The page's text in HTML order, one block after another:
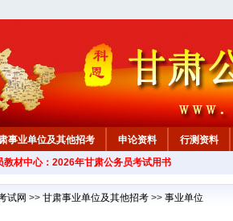
事业单位及其他招考 申论资料
行测资料
教材中心：2026年甘肃公务员考试用书
试网 >> 甘肃事业单位及其他招考 >> 事业单位